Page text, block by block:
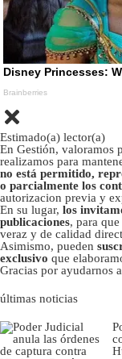
Estimado(a) lector(a)
En Gestión, valoramos
realizamos para
no está permitido,
o parcialmente los
autorizacion previa y
En su lugar, los
publicaciones, para
veraz y de calidad
Asimismo, pueden
exclusivo que
Gracias por ayudarnos
últimas noticias